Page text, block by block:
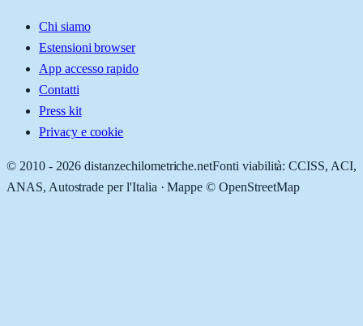
Chi siamo
Estensioni browser
App accesso rapido
Contatti
Press kit
Privacy e cookie
© 2010 - 2026 distanzechilometriche.netFonti viabilità: CCISS, ACI,
ANAS, Autostrade per l'Italia · Mappe © OpenStreetMap